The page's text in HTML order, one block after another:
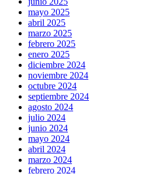
mayo 2025
abril 2025
marzo 2025
febrero 2025
enero 2025
diciembre 2024
noviembre 2024
octubre 2024
septiembre 2024
agosto 2024
julio 2024
junio 2024
mayo 2024
abril 2024
marzo 2024
febrero 2024